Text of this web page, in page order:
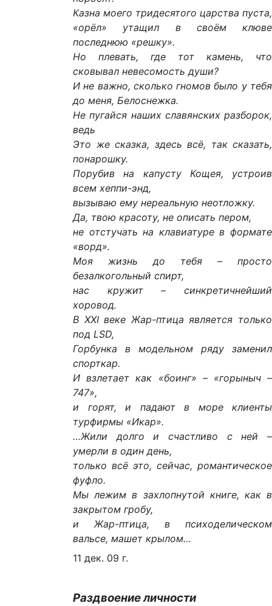
Казна моего тридесятого царства пуста,
«орёл» утащил в своём клюве
последнюю «решку».
Но плевать, где тот камень, что
сковывал невесомость души?
И не важно, сколько гномов было у тебя
до меня, Белоснежка.
Не пугайся наших славянских разборок,
ведь
Это же сказка, здесь всё, так сказать,
понарошку.
Порубив на капусту Кощея, устроив
всем хеппи-энд,
вызываю ему нереальную неотложку.
Да, твою красоту, не описать пером,
не отстучать на клавиатуре в формате
«ворд».
Моя жизнь до тебя – просто
безалкогольный спирт,
нас кружит – синкретичнейший
хоровод.
В ХХI веке Жар-птица является только
под LSD,
Горбунка в модельном ряду заменил
спорткар.
И взлетает как «боинг» – «горыныч –
747»,
и горят, и падают в море клиенты
турфирмы «Икар».
…Жили долго и счастливо с ней –
умерли в один день,
только всё это, сейчас, романтическое
фуфло.
Мы лежим в захлопнутой книге, как в
закрытом гробу,
и Жар-птица, в психоделическом
вальсе, машет крылом…
11 дек. 09 г.
Раздвоение личности